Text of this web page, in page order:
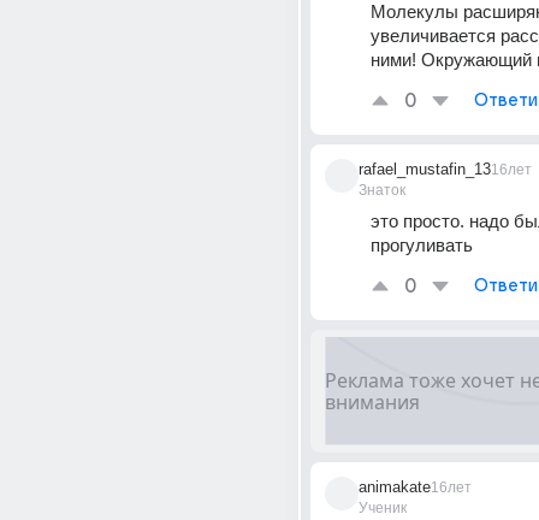
Молекулы
увеличивается
ними! Окружающий
0
rafael_mustafin_13
Знаток
16лет
это просто. надо
прогуливать
0
animakate
Ученик
16лет